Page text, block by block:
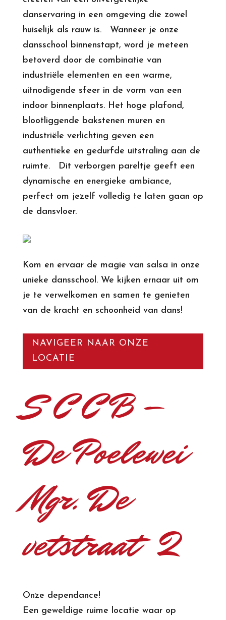
danservaring in een omgeving die zowel
huiselijk als rauw is. Wanneer je onze
dansschool binnenstapt, word je meteen
betoverd door de combinatie van
industriële elementen en een warme,
uitnodigende sfeer in de vorm van een
indoor binnenplaats. Het hoge plafond,
blootliggende bakstenen muren en
industriële verlichting geven een
authentieke en gedurfde uitstraling aan de
ruimte. Dit verborgen pareltje geeft een
dynamische en energieke ambiance,
perfect om jezelf volledig te laten gaan op
de dansvloer.
Kom en ervaar de magie van salsa in onze
unieke dansschool. We kijken ernaar uit om
je te verwelkomen en samen te genieten
van de kracht en schoonheid van dans!
NAVIGEER NAAR ONZE
LOCATIE
S C C B –
De Poelewei
Mgr. De
vetstraat 2
Onze dependance!
Een geweldige ruime locatie waar op